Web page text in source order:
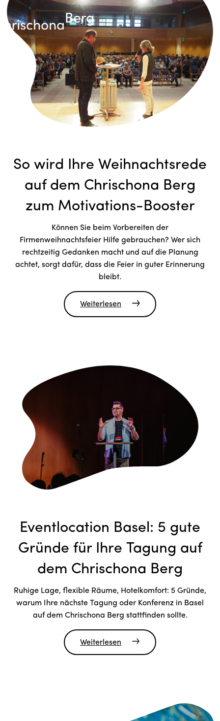
So wird Ihre Weihnachtsrede
auf dem Chrischona Berg
zum Motivations-Booster
Können Sie beim Vorbereiten der
Firmenweihnachtsfeier Hilfe gebrauchen? Wer sich
rechtzeitig Gedanken macht und auf die Planung
achtet, sorgt dafür, dass die Feier in guter Erinnerung
bleibt.
Weiterlesen
Eventlocation Basel: 5 gute
Gründe für Ihre Tagung auf
dem Chrischona Berg
Ruhige Lage, flexible Räume, Hotelkomfort: 5 Gründe,
warum Ihre nächste Tagung oder Konferenz in Basel
auf dem Chrischona Berg stattfinden sollte.
Weiterlesen